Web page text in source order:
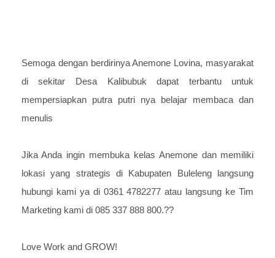
Semoga dengan berdirinya Anemone Lovina, masyarakat
di sekitar Desa Kalibubuk dapat terbantu untuk
mempersiapkan putra putri nya belajar membaca dan
menulis
Jika Anda ingin membuka kelas Anemone dan memiliki
lokasi yang strategis di Kabupaten Buleleng langsung
hubungi kami ya di 0361 4782277 atau langsung ke Tim
Marketing kami di 085 337 888 800.⁣??
Love Work and GROW!